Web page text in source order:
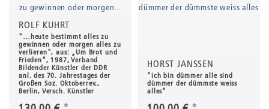
ROLF KUHRT
"…heute bestimmt alles zu
gewinnen oder morgen alles zu
verlieren", aus: „Um Brot und
Frieden“, 1987, Verband
Bildender Künstler der DDR
anl. des 70. Jahrestages der
Großen Soz. Oktoberrev.,
Berlin, Versch. Künstler
HORST JANSSEN
"ich bin dümmer alle sind
dümmer der dümmste weiss
alles"